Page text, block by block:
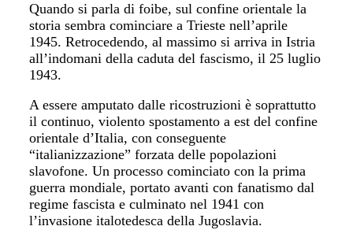
Quando si parla di foibe, sul confine orientale la
storia sembra cominciare a Trieste nell’aprile
1945. Retrocedendo, al massimo si arriva in Istria
all’indomani della caduta del fascismo, il 25 luglio
1943.
A essere amputato dalle ricostruzioni è soprattutto
il continuo, violento spostamento a est del confine
orientale d’Italia, con conseguente
“italianizzazione” forzata delle popolazioni
slavofone. Un processo cominciato con la prima
guerra mondiale, portato avanti con fanatismo dal
regime fascista e culminato nel 1941 con
l’invasione italotedesca della Jugoslavia.